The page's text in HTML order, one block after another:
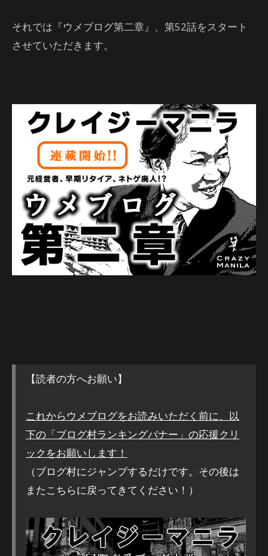
それでは『ウメブログ第二章』、第52話をスタート
させていただきます。
【読者の方へお願い】
これからウメブログをお読みいただく前に、以
下の「ブログ村ランキングバナー」の応援クリ
ックをお願いします！
（ブログ村にジャンプするだけです。その後は
またこちらに戻ってきてください！）